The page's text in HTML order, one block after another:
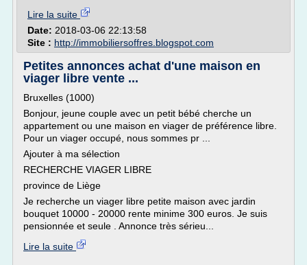
Lire la suite
Date: 2018-03-06 22:13:58
Site : http://immobiliersoffres.blogspot.com
Petites annonces achat d'une maison en
viager libre vente ...
Bruxelles (1000)
Bonjour, jeune couple avec un petit bébé cherche un
appartement ou une maison en viager de préférence libre.
Pour un viager occupé, nous sommes pr ...
Ajouter à ma sélection
RECHERCHE VIAGER LIBRE
province de Liège
Je recherche un viager libre petite maison avec jardin
bouquet 10000 - 20000 rente minime 300 euros. Je suis
pensionnée et seule . Annonce très sérieu...
Lire la suite